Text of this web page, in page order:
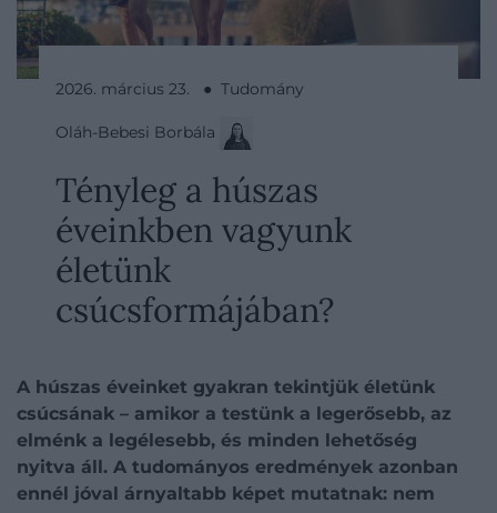
2026. március 23. ● Tudomány
Oláh-Bebesi Borbála
Tényleg a húszas
éveinkben vagyunk
életünk
csúcsformájában?
A húszas éveinket gyakran tekintjük életünk
csúcsának – amikor a testünk a legerősebb, az
elménk a legélesebb, és minden lehetőség
nyitva áll. A tudományos eredmények azonban
ennél jóval árnyaltabb képet mutatnak: nem